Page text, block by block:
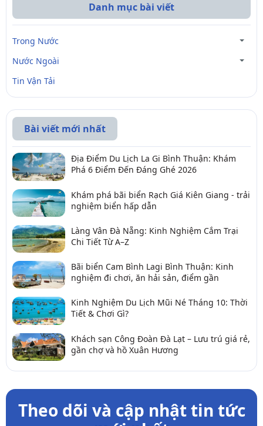
Danh mục bài viết
Trong Nước
Nước Ngoài
Tin Vận Tải
Bài viết mới nhất
Địa Điểm Du Lịch La Gi Bình Thuận: Khám
Phá 6 Điểm Đến Đáng Ghé 2026
Khám phá bãi biển Rạch Giá Kiên Giang - trải
nghiệm biển hấp dẫn
Làng Vân Đà Nẵng: Kinh Nghiệm Cắm Trại
Chi Tiết Từ A–Z
Bãi biển Cam Bình Lagi Bình Thuận: Kinh
nghiệm đi chơi, ăn hải sản, điểm gần
Kinh Nghiệm Du Lịch Mũi Né Tháng 10: Thời
Tiết & Chơi Gì?
Khách sạn Công Đoàn Đà Lạt – Lưu trú giá rẻ,
gần chợ và hồ Xuân Hương
Theo dõi và cập nhật tin tức